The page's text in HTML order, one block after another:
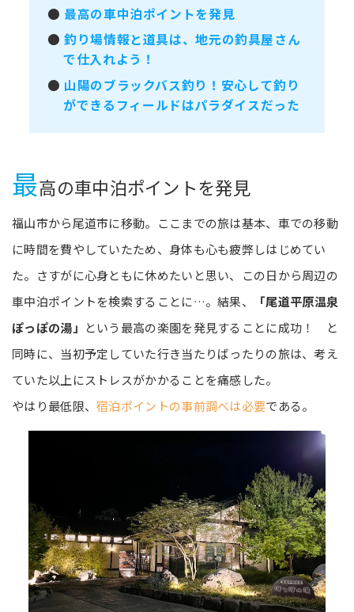
● 最高の車中泊ポイントを発見
●釣り場情報と道具は、地元の釣具屋さん
で仕入れよう！
● 山陽のブラックバス釣り！安心して釣り
ができるフィールドはパラダイスだった
最高の車中泊ポイントを発見
福山市から尾道市に移動。ここまでの旅は基本、車での移動
に時間を費やしていたため、身体も心も疲弊しはじめてい
た。さすがに心身ともに休めたいと思い、この日から周辺の
車中泊ポイントを検索することに…。結果、
「尾道平原温泉
ぽっぽの湯」 という最高の楽園を発見することに成功！ と
同時に、当初予定していた行き当たりばったりの旅は、考え
ていた以上にストレスがかかることを痛感した。
やはり最低限、宿泊ポイントの事前調べは必要である。